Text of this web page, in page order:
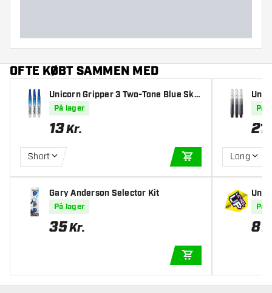
OFTE KØBT SAMMEN MED
Unicorn Gripper 3 Two-Tone Blue Ska
fter
På lager
13Kr.
Short
TILFØJ TIL KURV
Gary Anderson Selector Kit
På lager
35Kr.
after
På
21
Long
tPå
8